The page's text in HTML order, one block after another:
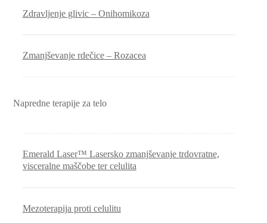
Zdravljenje glivic – Onihomikoza
Zmanjševanje rdečice – Rozacea
Napredne terapije za telo
Emerald Laser™ Lasersko zmanjševanje trdovratne,
visceralne maščobe ter celulita
Mezoterapija proti celulitu